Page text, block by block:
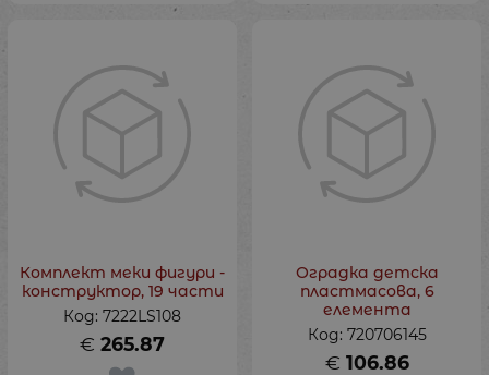
Комплект меки фигури -
конструктор, 19 части
Код: 7222LS108
265.87
€
Оградка детска
пластмасова, 6
елемента
Код: 720706145
106.86
€